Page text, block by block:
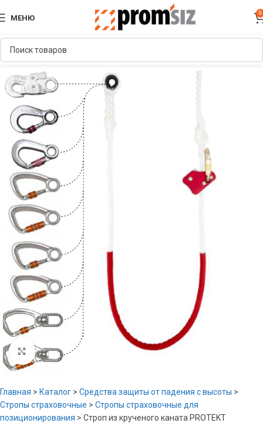
МЕНЮ
0
Увеличить
Главная > Каталог > Средства защиты от падения с высоты >
Стропы страховочные > Стропы страховочные для
позиционирования > Строп из крученого каната PROTEKT